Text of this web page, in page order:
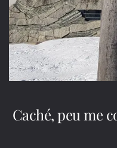
Caché, peu me